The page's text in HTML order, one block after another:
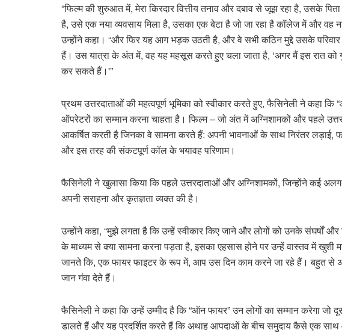
“फिल्म की शुरुआत में, मेरा किरदार वित्तीय तनाव और दबाव से जूझ रहा है, उसके
है, उसे एक नया व्यवसाय मिला है, उसका एक बेटा है जो जा रहा है कॉलेज में और वह
उन्होंने कहा। “और फिर यह आग भड़क उठती है, और वे सभी कठिन मुद्दे उसके
हैं। उस यात्रा के अंत में, वह यह महसूस करते हुए चला जाता है, ‘अगर मैं इस रात
कर सकते हैं।'”
प्रथम उत्तरदाताओं की महत्वपूर्ण भूमिका को स्वीकार करते हुए, फैसिनेली ने कहा
ऑपरेटरों का सम्मान करना चाहता है। फिल्म – जो अंत में अग्निशामकों और पहले
आकर्षित करती है जिनका वे सामना करते हैं: अपनी भावनाओं के साथ निरंतर लड़ाई,
और इस तरह की संकटपूर्ण कॉल के भयावह परिणाम।
फैसिनेली ने खुलासा किया कि पहले उत्तरदाताओं और अग्निशामकों, जिन्होंने कई
अपनी सराहना और कृतज्ञता व्यक्त की है।
उन्होंने कहा, “मुझे लगता है कि उन्हें स्वीकार किए जाने और लोगों को उनके संघर्षों
के माध्यम से क्या सामना करना पड़ता है, इसका एहसास होने पर उन्हें वास्तव में
जानते कि, एक फायर फाइटर के रूप में, आप उस दिन काम करने जा रहे हैं। बहुत से
जान गंवा देते हैं।
फैसिनेली ने कहा कि उन्हें उम्मीद है कि “ऑन फायर” उन लोगों का सम्मान करेगा जो
डालते हैं और यह प्रदर्शित करते हैं कि अथाह आपदाओं के बीच समुदाय कैसे एक